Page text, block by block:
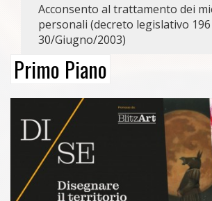
Acconsento al trattamento dei
personali (decreto legislativo
30/Giugno/2003)
Primo Piano